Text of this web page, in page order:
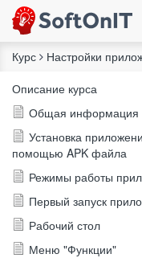
Курс
Настройки
Описание курса
Общая информация
Установка
помощью APK файла
Режимы работы
Первый запуск
Рабочий стол
Меню "Функции"